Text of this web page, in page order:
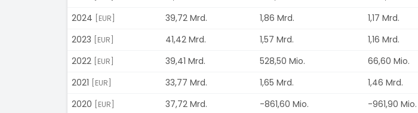
2024
[EUR] 39,72 Mrd. 1,86 Mrd. 1,17 Mrd.
2023
[EUR] 41,42 Mrd. 1,57 Mrd. 1,16 Mrd.
2022
[EUR] 39,41 Mrd. 528,50 Mio. 66,60 Mio.
2021
[EUR] 33,77 Mrd. 1,65 Mrd. 1,46 Mrd.
2020
[EUR] 37,72 Mrd. -861,60 Mio. -961,90 Mio.